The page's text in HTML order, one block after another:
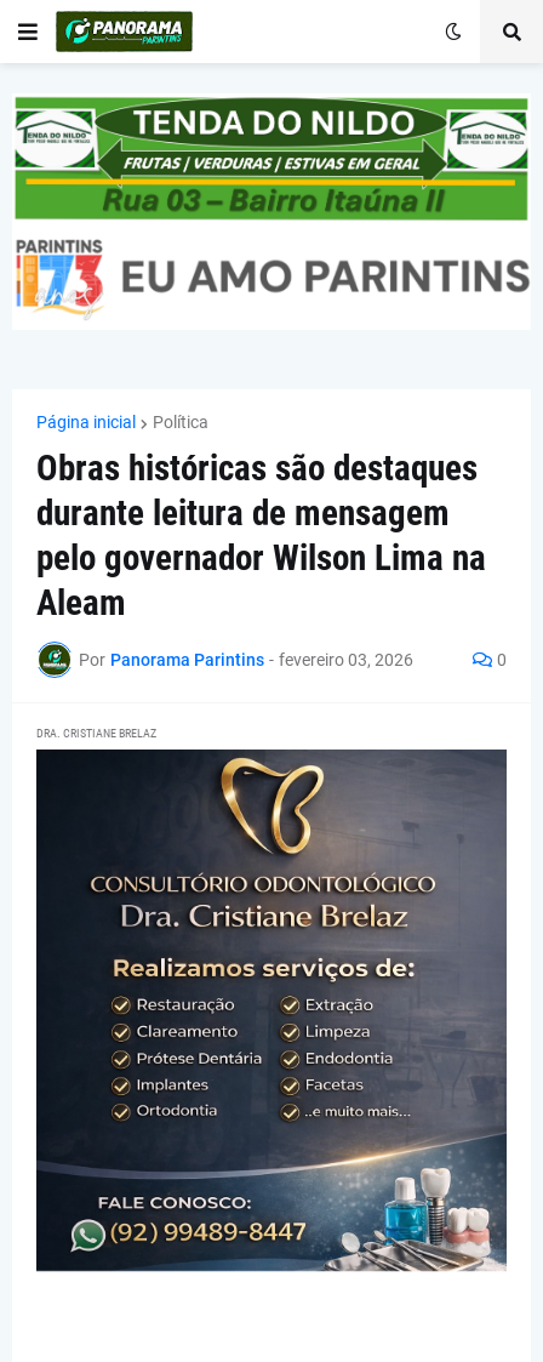
Página inicial Política
Obras históricas são destaques
durante leitura de mensagem
pelo governador Wilson Lima na
Aleam
Por Panorama Parintins - fevereiro 03, 2026 0
DRA. CRISTIANE BRELAZ